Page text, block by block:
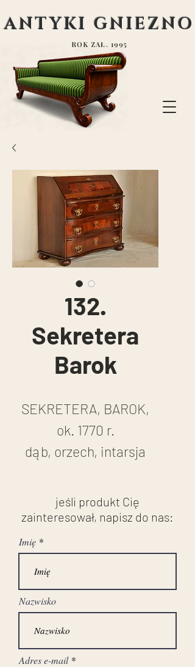
ANTYKI GNIEZNO
ROK ZAŁ. 1995
132.
Sekretera
Barok
SEKRETERA, BAROK,
ok. 1770 r.
dąb, orzech, intarsja
cm, 59 cm
stan po renowacji
jeśli produkt Cię
zainteresował, napisz do nas:
Imię
Nazwisko
Adres e-mail